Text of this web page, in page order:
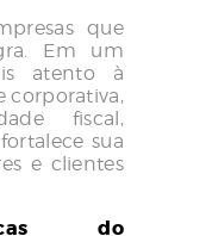
que
Em um
atento à
corporativa,
fiscal,
sua
e clientes
do